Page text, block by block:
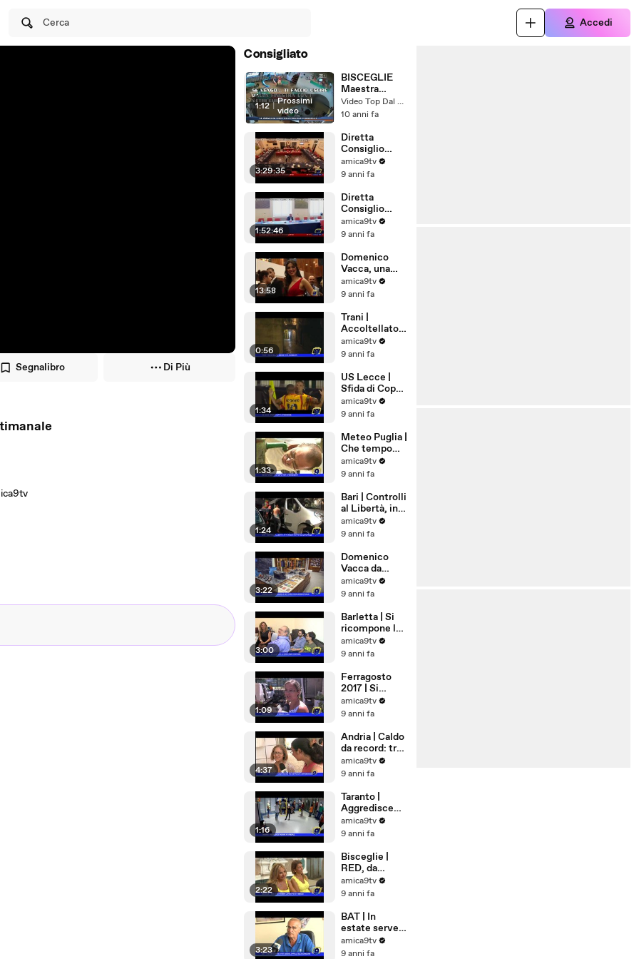
Cerca Accedi
Segnalibro Di Più
Consigliato
1:12 | Prossimi
video
BISCEGLIE
Maestra
picchia i
piccoli
Video Top Dal Web
10 anni fa
3:29:35
Diretta
Consiglio
Comunale di
Barletta del
amica9tv
9 anni fa
1:52:46
Diretta
Consiglio
Comunale di
Barletta del
amica9tv
9 anni fa
13:58
Domenico
Vacca, una
storia tutta
pugliese
amica9tv
9 anni fa
0:56
Trani |
Accoltellato
28enne in Via
Ognissanti
amica9tv
9 anni fa
1:34
US Lecce |
Sfida di Coppa
a Pordenone
amica9tv
9 anni fa
1:33
Meteo Puglia |
Che tempo
farà a
Ferragosto
amica9tv
9 anni fa
1:24
Bari | Controlli
al Libertà, in
via Nicolai una
pistola
amica9tv
9 anni fa
3:22
Domenico
Vacca da
Andria a New
York,
Puglia
amica9tv
9 anni fa
3:00
Barletta | Si
ricompone la
Democrazia
Cristiana
amica9tv
9 anni fa
1:09
Ferragosto
2017 | Si
rimane a casa
amica9tv
9 anni fa
4:37
Andria | Caldo
da record: tra
cibi freschi e
matrimoni
amica9tv
9 anni fa
1:16
Taranto |
Aggredisce
anzia in
ospedale
amica9tv
9 anni fa
2:22
Bisceglie |
RED, da
Settembre
lavoro per 81
amica9tv
9 anni fa
3:23
BAT | In
estate serve
più sangue,
appello alla
amica9tv
9 anni fa